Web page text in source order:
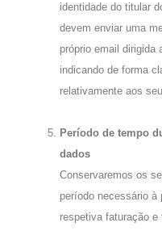
identidade do titular
devem enviar uma
próprio email dirigida
indicando de forma
relativamente aos
Período de tempo
dados
Conservaremos os
período necessário
respetiva faturação e